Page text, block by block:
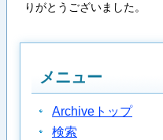
りがとうございました。
メニュー
Archiveトップ
検索